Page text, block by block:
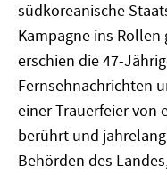
südkoreanische
Kampagne ins
erschien die 47-
Fernsehnachrichten
einer Trauerfeier von
berührt und
Behörden des